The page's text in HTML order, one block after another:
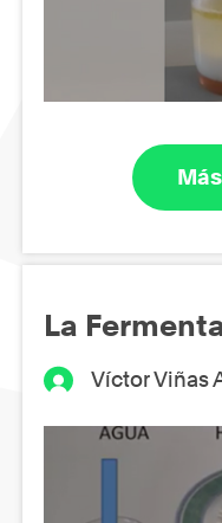
La
Víctor Viñas